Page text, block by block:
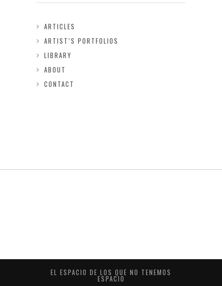
ARTICLES
ARTIST’S PORTFOLIOS
LIBRARY
ABOUT
CONTACT
EL ESPACIO DE LOS QUE NO TENEMOS
ESPACIO